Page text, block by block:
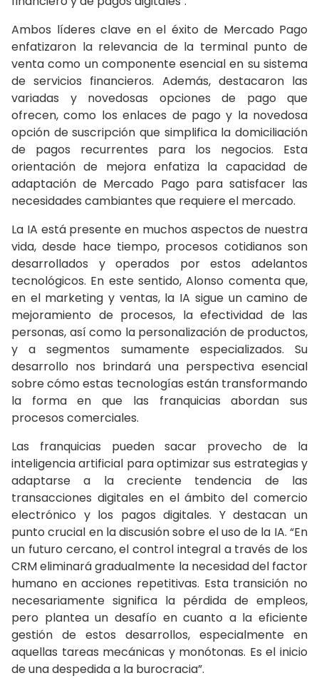
Ambos líderes clave en el éxito de Mercado Pago
enfatizaron la relevancia de la terminal punto de
venta como un componente esencial en su sistema
de servicios financieros. Además, destacaron las
variadas y novedosas opciones de pago que
ofrecen, como los enlaces de pago y la novedosa
opción de suscripción que simplifica la domiciliación
de pagos recurrentes para los negocios. Esta
orientación de mejora enfatiza la capacidad de
adaptación de Mercado Pago para satisfacer las
necesidades cambiantes que requiere el mercado.
La IA está presente en muchos aspectos de nuestra
vida, desde hace tiempo, procesos cotidianos son
desarrollados y operados por estos adelantos
tecnológicos. En este sentido, Alonso comenta que,
en el marketing y ventas, la IA sigue un camino de
mejoramiento de procesos, la efectividad de las
personas, así como la personalización de productos,
y a segmentos sumamente especializados. Su
desarrollo nos brindará una perspectiva esencial
sobre cómo estas tecnologías están transformando
la forma en que las franquicias abordan sus
procesos comerciales.
Las franquicias pueden sacar provecho de la
inteligencia artificial para optimizar sus estrategias y
adaptarse a la creciente tendencia de las
transacciones digitales en el ámbito del comercio
electrónico y los pagos digitales. Y destacan un
punto crucial en la discusión sobre el uso de la IA. “En
un futuro cercano, el control integral a través de los
CRM eliminará gradualmente la necesidad del factor
humano en acciones repetitivas. Esta transición no
necesariamente significa la pérdida de empleos,
pero plantea un desafío en cuanto a la eficiente
gestión de estos desarrollos, especialmente en
aquellas tareas mecánicas y monótonas. Es el inicio
de una despedida a la burocracia”.